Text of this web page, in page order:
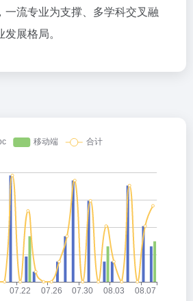
一流专业为支撑、多学科交叉融
展格局。